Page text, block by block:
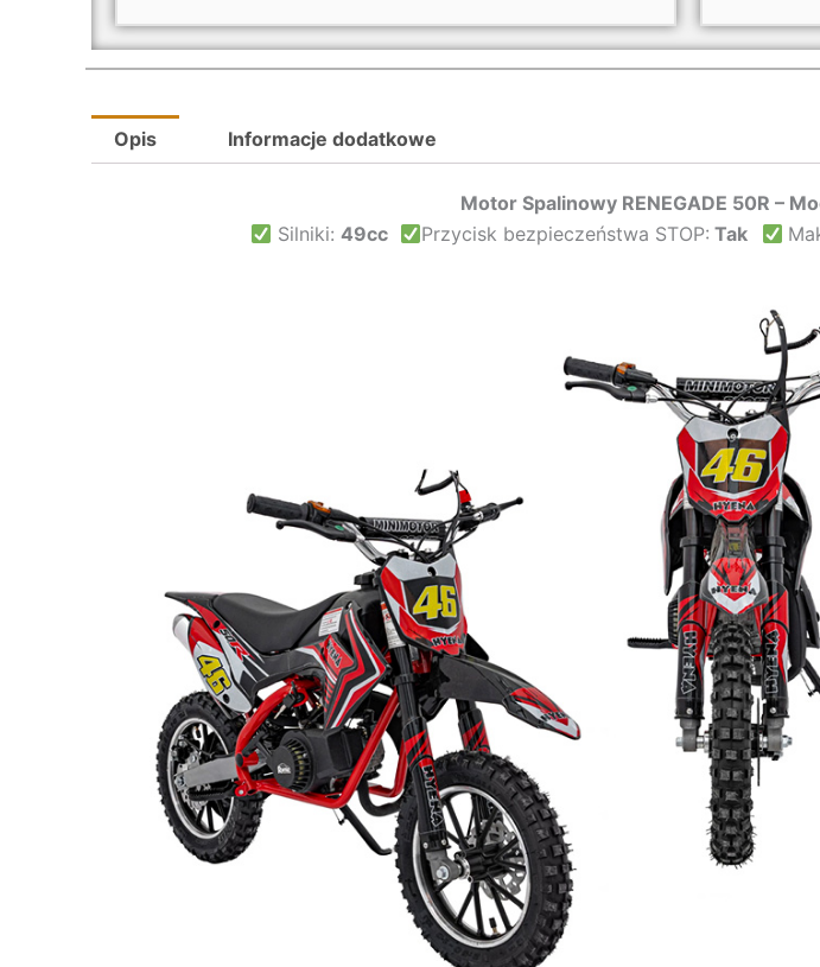
Opis Informacje dodatkowe
Motor Spalinowy RENEGADE 50R –
Silniki: 49cc Przycisk bezpieczeństwa STOP: Tak